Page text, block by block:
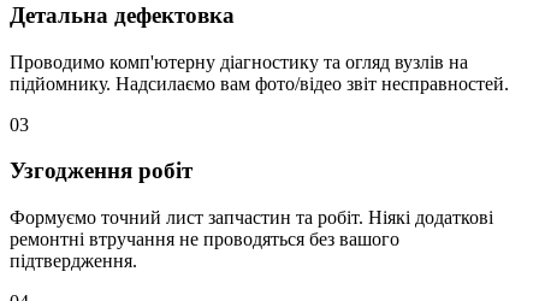
Детальна дефектовка
Проводимо комп'ютерну діагностику та огляд вузлів на
підйомнику. Надсилаємо вам фото/відео звіт несправностей.
03
Узгодження робіт
Формуємо точний лист запчастин та робіт. Ніякі додаткові
ремонтні втручання не проводяться без вашого
підтвердження.